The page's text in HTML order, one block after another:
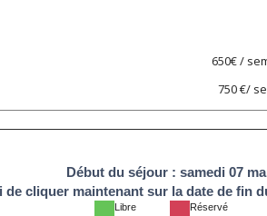
650€ /
750 €/
Début du séjour : samedi 07
de cliquer maintenant sur la date de fin
Libre
Réservé